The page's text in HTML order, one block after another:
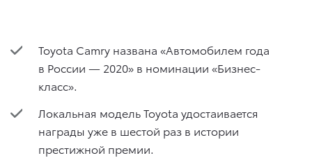
Toyota Camry названа «Автомобилем года
в России — 2020» в номинации «Бизнес-
класс».
Локальная модель Toyota удостаивается
награды уже в шестой раз в истории
престижной премии.